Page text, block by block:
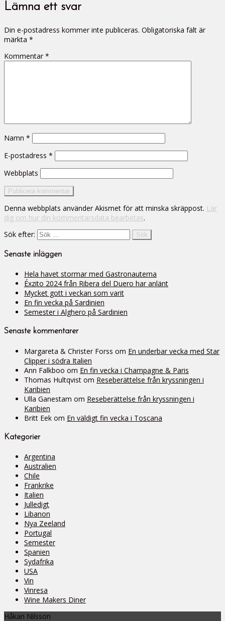
Lämna ett svar
Din e-postadress kommer inte publiceras. Obligatoriska fält är
märkta *
Kommentar *
Namn *
E-postadress *
Webbplats
Denna webbplats använder Akismet för att minska skräppost. Lär
dig om hur din kommentarsdata bearbetas.
Sök efter:
Senaste inläggen
Hela havet stormar med Gastronauterna
Éxzito 2024 från Ribera del Duero har anlänt
Mycket gott i veckan som varit
En fin vecka på Sardinien
Semester i Alghero på Sardinien
Senaste kommentarer
Margareta & Christer Forss om En underbar vecka med Star
Clipper i södra Italien
Ann Falkboo om En fin vecka i Champagne & Paris
Thomas Hultqvist om Reseberättelse från kryssningen i
Karibien
Ulla Ganestam om Reseberättelse från kryssningen i
Karibien
Britt Eek om En väldigt fin vecka i Toscana
Kategorier
Argentina
Australien
Chile
Frankrike
Italien
Julledigt
Libanon
Nya Zeeland
Portugal
Semester
Spanien
Sydafrika
USA
Vin
Vinresa
Wine Makers Diner
Håkan Nilsson